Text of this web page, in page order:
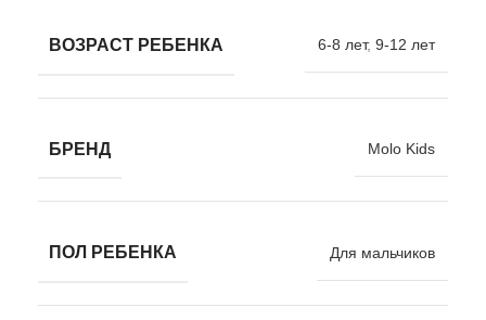
ВОЗРАСТ РЕБЕНКА 6-8 лет, 9-12 лет
БРЕНД Molo Kids
ПОЛ РЕБЕНКА Для мальчиков